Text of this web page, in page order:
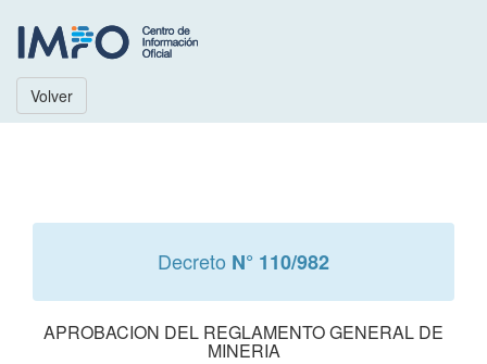
Volver
Decreto N° 110/982
APROBACION DEL REGLAMENTO GENERAL DE
MINERIA